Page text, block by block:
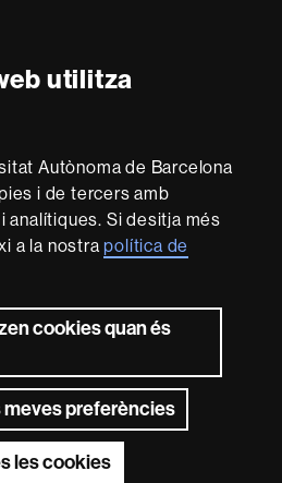
utilitza
Autònoma de Barcelona
i de tercers amb
analítiques. Si desitja més
a la nostrapolítica de
cookies quan és
meves preferències
les cookies
FacultatUAB
de l'excel·lència
in
Research
-
Euraxess
finançament de
web Mapa del web UAB
de Barcelona